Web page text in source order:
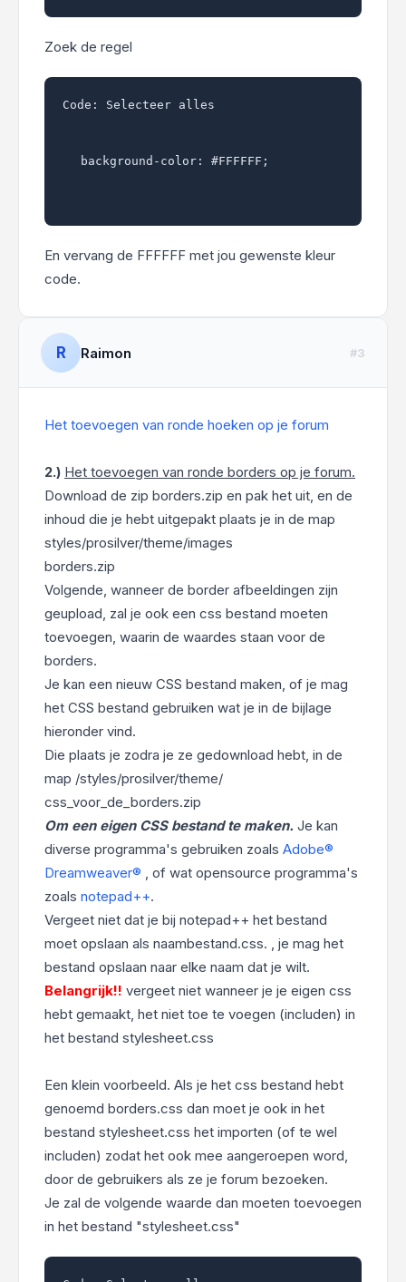
Zoek de regel
Code: Selecteer alles
background-color: #FFFFFF;
En vervang de FFFFFF met jou gewenste kleur
code.
R Raimon #3
Het toevoegen van ronde hoeken op je forum
2.) Het toevoegen van ronde borders op je forum.
Download de zip borders.zip en pak het uit, en de
inhoud die je hebt uitgepakt plaats je in de map
styles/prosilver/theme/images
borders.zip
Volgende, wanneer de border afbeeldingen zijn
geupload, zal je ook een css bestand moeten
toevoegen, waarin de waardes staan voor de
borders.
Je kan een nieuw CSS bestand maken, of je mag
het CSS bestand gebruiken wat je in de bijlage
hieronder vind.
Die plaats je zodra je ze gedownload hebt, in de
map /styles/prosilver/theme/
css_voor_de_borders.zip
Om een eigen CSS bestand te maken. Je kan
diverse programma's gebruiken zoals Adobe®
Dreamweaver® , of wat opensource programma's
zoals notepad++.
Vergeet niet dat je bij notepad++ het bestand
moet opslaan als naambestand.css. , je mag het
bestand opslaan naar elke naam dat je wilt.
Belangrijk!! vergeet niet wanneer je je eigen css
hebt gemaakt, het niet toe te voegen (includen) in
het bestand stylesheet.css
Een klein voorbeeld. Als je het css bestand hebt
genoemd borders.css dan moet je ook in het
bestand stylesheet.css het importen (of te wel
includen) zodat het ook mee aangeroepen word,
door de gebruikers als ze je forum bezoeken.
Je zal de volgende waarde dan moeten toevoegen
in het bestand "stylesheet.css"